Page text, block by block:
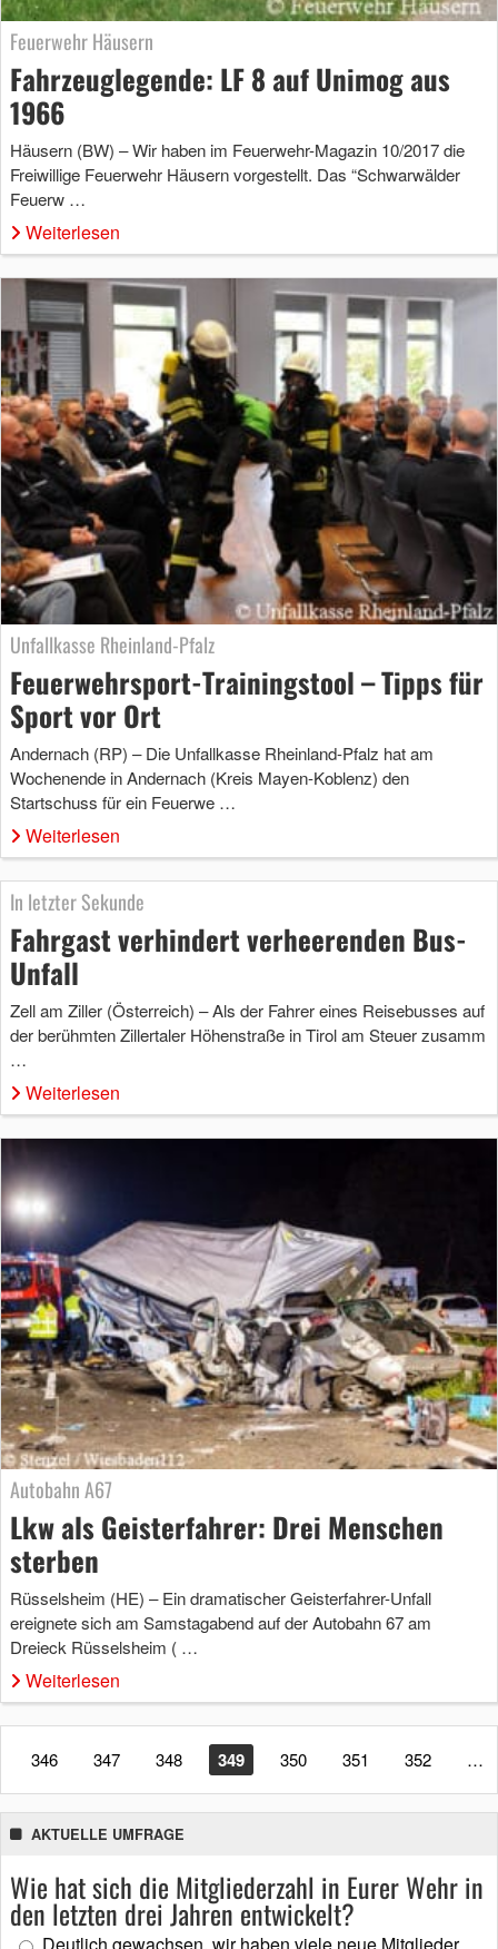
Feuerwehr Häusern
Fahrzeuglegende: LF 8 auf Unimog aus
1966
Häusern (BW) – Wir haben im Feuerwehr-Magazin 10/2017 die
Freiwillige Feuerwehr Häusern vorgestellt. Das “Schwarwälder
Feuerw …
Weiterlesen
Unfallkasse Rheinland-Pfalz
Feuerwehrsport-Trainingstool – Tipps für
Sport vor Ort
Andernach (RP) – Die Unfallkasse Rheinland-Pfalz hat am
Wochenende in Andernach (Kreis Mayen-Koblenz) den
Startschuss für ein Feuerwe …
Weiterlesen
In letzter Sekunde
Fahrgast verhindert verheerenden Bus-
Unfall
Zell am Ziller (Österreich) – Als der Fahrer eines Reisebusses auf
der berühmten Zillertaler Höhenstraße in Tirol am Steuer zusamm
…
Weiterlesen
Autobahn A67
Lkw als Geisterfahrer: Drei Menschen
sterben
Rüsselsheim (HE) – Ein dramatischer Geisterfahrer-Unfall
ereignete sich am Samstagabend auf der Autobahn 67 am
Dreieck Rüsselsheim ( …
Weiterlesen
346 347 348 349 350 351 352 …
AKTUELLE UMFRAGE
Wie hat sich die Mitgliederzahl in Eurer Wehr in
den letzten drei Jahren entwickelt?